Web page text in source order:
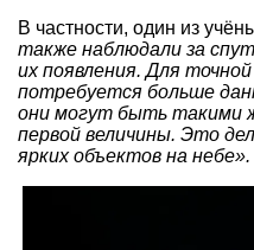
В частности, один из
также наблюдали за
их появления. Для
потребуется больше
они могут быть такими
первой величины. Это
ярких объектов на небе».